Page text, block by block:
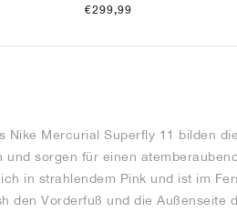
€299,99
Nike Mercurial Superfly 11 bilden
sorgen für einen
in strahlendem Pink und ist im
den Vorderfuß und die Außenseite